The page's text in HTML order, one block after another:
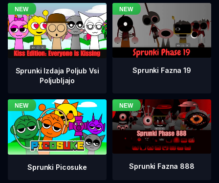
Sprunki Izdaja Poljub Vsi
Poljubljajo
Sprunki Fazna 19
Sprunki Picosuke Sprunki Fazna 888